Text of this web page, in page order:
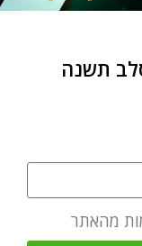
מאמר קודם
תשנה
מהאתר